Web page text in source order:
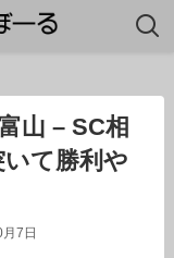
山 – SC相
て勝利や
7日